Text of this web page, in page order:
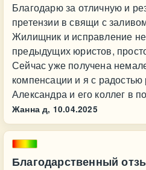
Благодарю за отличную и
претензии в свящи с
Жилищник и исправление
предыдущих юристов,
Сейчас уже получена
компенсации и я с
Александра и его коллег в
Жанна д, 10.04.2025
Благодарственный